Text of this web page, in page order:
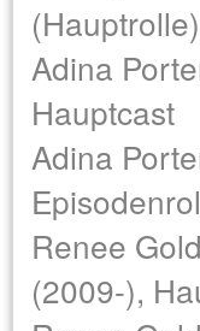
Adina
Hauptcast
Adina
Renee
(2009-),